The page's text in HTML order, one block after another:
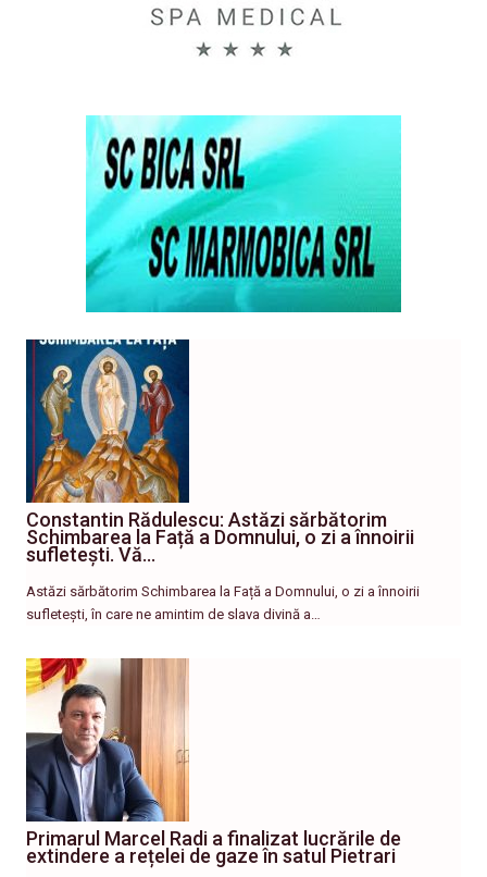
Constantin Rădulescu: Astăzi sărbătorim
Schimbarea la Față a Domnului, o zi a înnoirii
sufletești. Vă…
Astăzi sărbătorim Schimbarea la Față a Domnului, o zi a înnoirii
sufletești, în care ne amintim de slava divină a…
Primarul Marcel Radi a finalizat lucrările de
extindere a rețelei de gaze în satul Pietrari